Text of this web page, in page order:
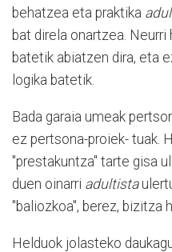
behatzea eta praktika
bat direla onartzea.
batetik abiatzen dira, eta
logika batetik.
Bada garaia umeak
ez pertsona-proiek- tuak.
"prestakuntza" tarte gisa
duen oinarri adultista
"baliozkoa", berez, bizitza
Helduok jolasteko